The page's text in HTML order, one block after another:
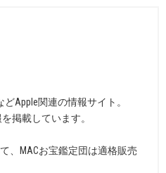
どApple関連の情報サイト。
掲載しています。
、MACお宝鑑定団は適格販売